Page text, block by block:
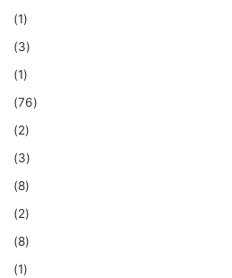
(1)
(3)
(1)
(76)
(2)
(3)
(8)
(2)
(8)
(1)